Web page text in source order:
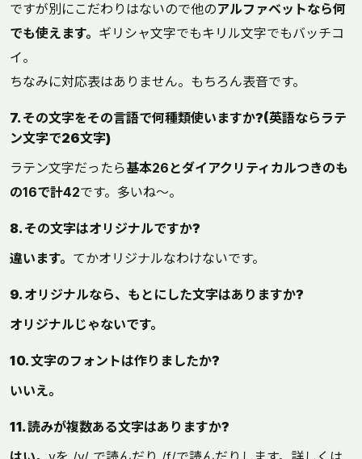
ですが別にこだわりはないので他のアルファベットなら何
でも使えます。 ギリシャ文字でもキリル文字でもバッチコ
イ。
ちなみに対応表はありません。もちろん表音です。
7. その文字をその言語で何種類使いますか?(英語ならラテ
ン文字で26文字)
ラテン文字だったら基本26とダイアクリティカルつきのも
の16で計42です。多いね～。
8. その文字はオリジナルですか?
違います。 てかオリジナルなわけないです。
9. オリジナルなら、もとにした文字はありますか?
オリジナルじゃないです。
10. 文字のフォントは作りましたか?
いいえ。
11. 読みが複数ある文字はありますか?